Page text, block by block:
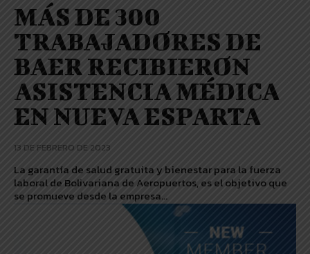
MÁS DE 300
TRABAJADORES DE
BAER RECIBIERON
ASISTENCIA MÉDICA
EN NUEVA ESPARTA
13 DE FEBRERO DE 2023
La garantía de salud gratuita y bienestar para la fuerza
laboral de Bolivariana de Aeropuertos, es el objetivo que
se promueve desde la empresa...